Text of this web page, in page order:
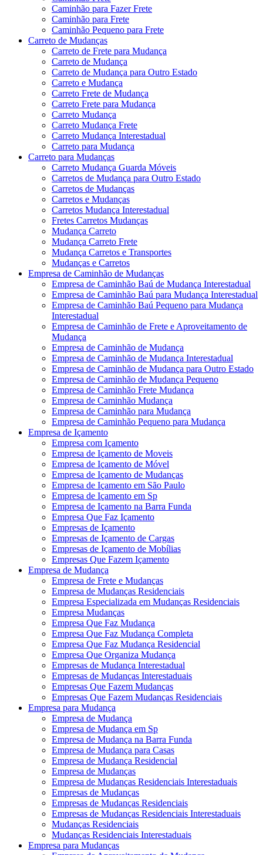
Caminhão para Fazer Frete
Caminhão para Frete
Caminhão Pequeno para Frete
Carreto de Mudanças
Carreto de Frete para Mudança
Carreto de Mudança
Carreto de Mudança para Outro Estado
Carreto e Mudança
Carreto Frete de Mudança
Carreto Frete para Mudança
Carreto Mudança
Carreto Mudança Frete
Carreto Mudança Interestadual
Carreto para Mudança
Carreto para Mudanças
Carreto Mudança Guarda Móveis
Carretos de Mudança para Outro Estado
Carretos de Mudanças
Carretos e Mudanças
Carretos Mudança Interestadual
Fretes Carretos Mudanças
Mudança Carreto
Mudança Carreto Frete
Mudança Carretos e Transportes
Mudanças e Carretos
Empresa de Caminhão de Mudanças
Empresa de Caminhão Baú de Mudança Interestadual
Empresa de Caminhão Baú para Mudança Interestadual
Empresa de Caminhão Baú Pequeno para Mudança
Interestadual
Empresa de Caminhão de Frete e Aproveitamento de
Mudança
Empresa de Caminhão de Mudança
Empresa de Caminhão de Mudança Interestadual
Empresa de Caminhão de Mudança para Outro Estado
Empresa de Caminhão de Mudança Pequeno
Empresa de Caminhão Frete Mudança
Empresa de Caminhão Mudança
Empresa de Caminhão para Mudança
Empresa de Caminhão Pequeno para Mudança
Empresa de Içamento
Empresa com Içamento
Empresa de Içamento de Moveis
Empresa de Içamento de Móvel
Empresa de Içamento de Mudanças
Empresa de Içamento em São Paulo
Empresa de Içamento em Sp
Empresa de Içamento na Barra Funda
Empresa Que Faz Içamento
Empresas de Içamento
Empresas de Içamento de Cargas
Empresas de Içamento de Mobílias
Empresas Que Fazem Içamento
Empresa de Mudança
Empresa de Frete e Mudanças
Empresa de Mudanças Residenciais
Empresa Especializada em Mudanças Residenciais
Empresa Mudanças
Empresa Que Faz Mudança
Empresa Que Faz Mudança Completa
Empresa Que Faz Mudança Residencial
Empresa Que Organiza Mudança
Empresas de Mudança Interestadual
Empresas de Mudanças Interestaduais
Empresas Que Fazem Mudanças
Empresas Que Fazem Mudanças Residenciais
Empresa para Mudança
Empresa de Mudança
Empresa de Mudança em Sp
Empresa de Mudança na Barra Funda
Empresa de Mudança para Casas
Empresa de Mudança Residencial
Empresa de Mudanças
Empresa de Mudanças Residenciais Interestaduais
Empresas de Mudanças
Empresas de Mudanças Residenciais
Empresas de Mudanças Residenciais Interestaduais
Mudanças Residenciais
Mudanças Residenciais Interestaduais
Empresa para Mudanças